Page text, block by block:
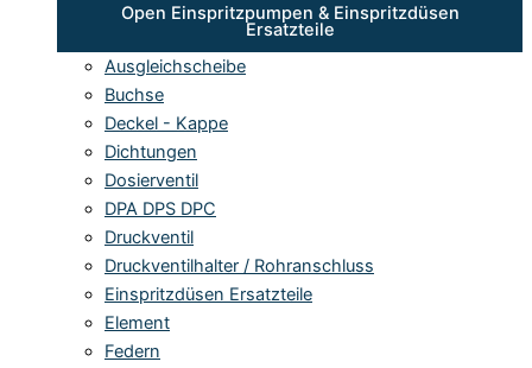
Open Einspritzpumpen & Einspritzdüsen
Ersatzteile
Ausgleichscheibe
Buchse
Deckel - Kappe
Dichtungen
Dosierventil
DPA DPS DPC
Druckventil
Druckventilhalter / Rohranschluss
Einspritzdüsen Ersatzteile
Element
Federn